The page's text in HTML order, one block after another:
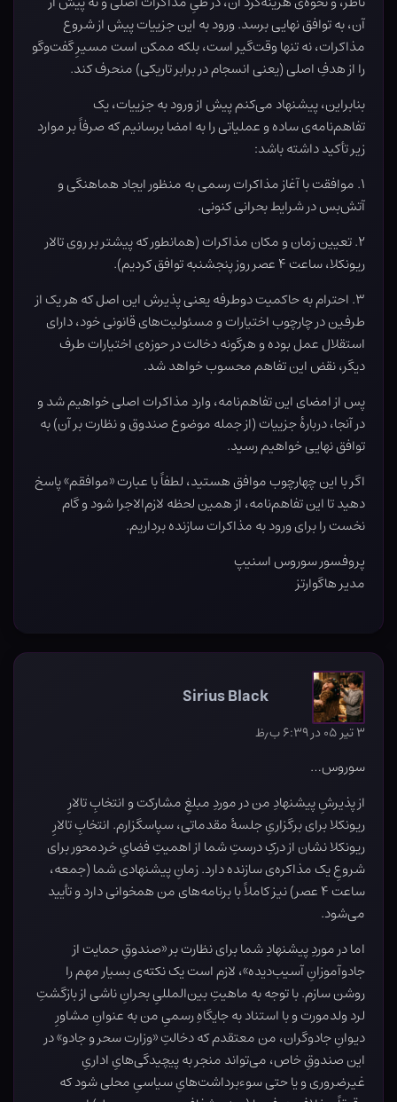
آن، به توافق نهایی برسد. ورود به این جزییات پیش از شروع
مذاکرات، نه تنها وقت‌گیر است، بلکه ممکن است مسیرِ گفت‌وگو
را از هدفِ اصلی (یعنی انسجام در برابر تاریکی) منحرف کند.
بنابراین، پیشنهاد می‌کنم پیش از ورود به جزییات، یک
تفاهم‌نامه‌ی ساده و عملیاتی را به امضا برسانیم که صرفاً بر موارد
زیر تأکید داشته باشد:
۱. موافقت با آغاز مذاکرات رسمی به منظور ایجاد هماهنگی و
آتش‌بس در شرایط بحرانی کنونی.
۲. تعیین زمان و مکان مذاکرات (همانطور که پیشتر بر روی تالار
ریونکلا، ساعت ۴ عصر روز پنجشنبه توافق کردیم).
۳. احترام به حاکمیت دوطرفه یعنی پذیرش این اصل که هر یک از
طرفین در چارچوب اختیارات و مسئولیت‌های قانونی خود، دارای
استقلال عمل بوده و هرگونه دخالت در حوزه‌ی اختیارات طرف
دیگر، نقض این تفاهم محسوب خواهد شد.
پس از امضای این تفاهم‌نامه، وارد مذاکرات اصلی خواهیم شد و
در آنجا، دربارهٔ جزییات (از جمله موضوع صندوق و نظارت بر آن) به
توافق نهایی خواهیم رسید.
اگر با این چهارچوب موافق هستید، لطفاً با عبارت «موافقم» پاسخ
دهید تا این تفاهم‌نامه، از همین لحظه لازم‌الاجرا شود و گام
نخست را برای ورود به مذاکرات سازنده برداریم.
پروفسور سوروس اسنیپ
مدیر هاگوارتز
Sirius Black
۳ تیر ۰۵ در ۶:۳۹ ب٫ظ
سوروس…
از پذیرشِ پیشنهادِ من در موردِ مبلغِ مشارکت و انتخابِ تالارِ
ریونکلا برای برگزاریِ جلسهٔ مقدماتی، سپاسگزارم. انتخابِ تالارِ
ریونکلا نشان از درکِ درستِ شما از اهمیتِ فضایِ خرد‌محور برای
شروعِ یک مذاکره‌ی سازنده دارد. زمانِ پیشنهادی شما (جمعه،
ساعت ۴ عصر) نیز کاملاً با برنامه‌های من همخوانی دارد و تأیید
می‌شود.
اما در موردِ پیشنهادِ شما برای نظارت بر «صندوقِ حمایت از
جادوآموزانِ آسیب‌دیده»، لازم است یک نکته‌ی بسیار مهم را
روشن سازم. با توجه به ماهیتِ بین‌المللیِ بحرانِ ناشی از بازگشتِ
لرد ولدمورت و با استناد به جایگاهِ رسمیِ من به عنوانِ مشاورِ
دیوانِ جادوگران، من معتقدم که دخالتِ «وزارت سحر و جادو» در
این صندوقِ خاص، می‌تواند منجر به پیچیدگی‌هایِ اداریِ
غیرضروری و یا حتی سوءبرداشت‌هایِ سیاسیِ محلی شود که